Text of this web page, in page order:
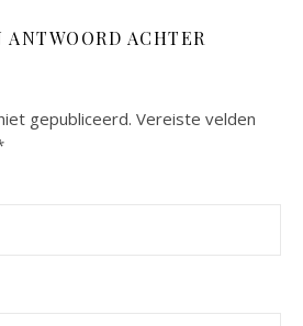
ANTWOORD ACHTER
gepubliceerd. Vereiste velden